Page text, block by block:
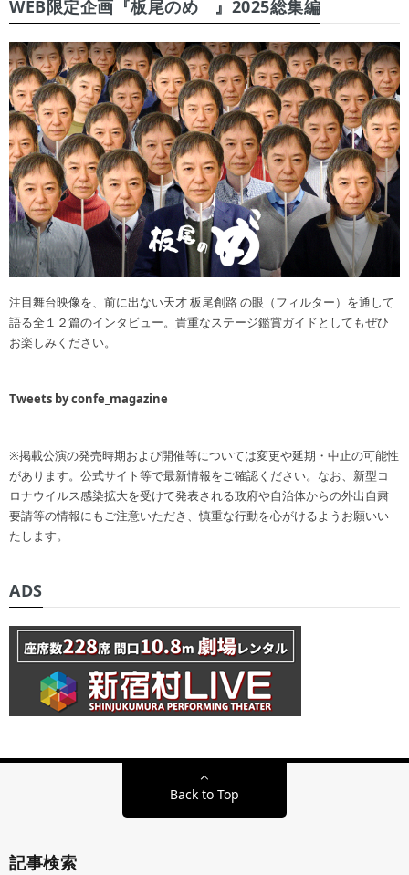
WEB限定企画『板尾のめ゙』2025総集編
注目舞台映像を、前に出ない天才 板尾創路 の眼（フィルター）を通して
語る全１２篇のインタビュー。貴重なステージ鑑賞ガイドとしてもぜひ
お楽しみください。
Tweets by confe_magazine
※掲載公演の発売時期および開催等については変更や延期・中止の可能性
があります。公式サイト等で最新情報をご確認ください。なお、新型コ
ロナウイルス感染拡大を受けて発表される政府や自治体からの外出自粛
要請等の情報にもご注意いただき、慎重な行動を心がけるようお願いい
たします。
ADS
Back to Top
記事検索